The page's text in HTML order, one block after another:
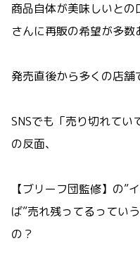
商品自体が美味しいと
さんに再販の希望が多数
発売直後から多くの店舗
SNSでも「売り切れて
の反面、
【ブリーフ団監修】の”
ば”売れ残ってるってい
の？